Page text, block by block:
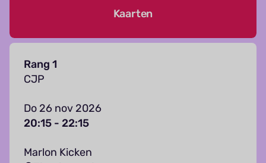
Kaarten
Rang 1
CJP
Do 26 nov 2026
20:15 - 22:15
Marlon Kicken